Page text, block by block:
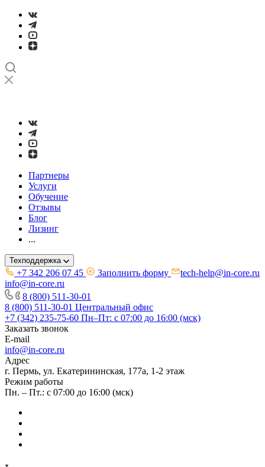
Партнеры
Услуги
Обучение
Отзывы
Блог
Лизинг
...
Техподдержка
+7 342 206 07 45 Заполнить форму
tech-help@in-core.ru
info@in-core.ru
8 (800) 511-30-01
8 (800) 511-30-01 Центральный офис
+7 (342) 235-75-60 Пн–Пт: с 07:00 до 16:00 (мск)
Заказать звонок
E-mail
info@in-core.ru
Адрес
г. Пермь, ул. ​Екатерининская, 177а, ​1-2 этаж
Режим работы
Пн. – Пт.: с 07:00 до 16:00 (мск)